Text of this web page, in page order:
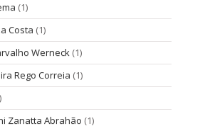
(1)
Costa (1)
Werneck (1)
Rego Correia (1)
Zanatta Abrahão (1)